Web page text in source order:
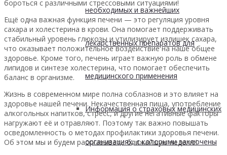
необходимых и важнейших
лекарственных препаратов для
медицинского применения
Информация о страховых медицинских
организациях, с которыми заключены
бороться с различными стрессовыми ситуациями!
Ещё одна важная функция печени — это регуляция уровня
сахара и холестерина в крови. Она помогает поддерживать
стабильный уровень глюкозы и утилизирует излишек сахара,
что оказывает положительное воздействие на наше общее
здоровье. Кроме того, печень играет важную роль в обмене
липидов и синтезе холестерина, что помогает обеспечить
баланс в организме.
Жизнь в современном мире полна соблазнов и это влияет на
здоровье нашей печени. Некачественная пища, употребление
алкогольных напитков, стресс, и другие негативные факторы
нагружают её и отравляют. Поэтому так важно повышать
осведомленность о методах профилактики здоровья печени.
Об этом мы и будем рассказывать ближайшую неделю!